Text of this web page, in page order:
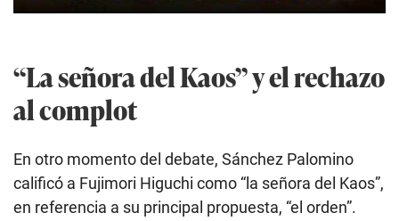
“La señora del Kaos” y el rechazo
al complot
En otro momento del debate, Sánchez Palomino
calificó a Fujimori Higuchi como “la señora del Kaos”,
en referencia a su principal propuesta, “el orden”.